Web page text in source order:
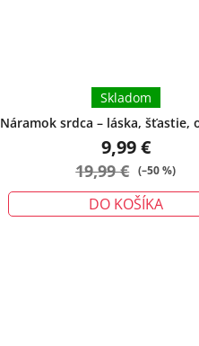
Náramok srdca – láska, šťastie,
veľký
Skladom
9,99 €
19,99 € (–50 %)
DO KOŠÍKA